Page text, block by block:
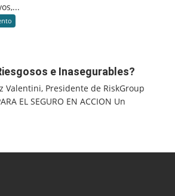
e Inasegurables?
Valentini, Presidente de RiskGroup
EL SEGURO EN ACCION Un